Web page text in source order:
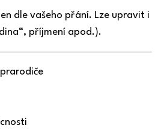
dle vašeho přání. Lze upravit i
příjmení apod.).